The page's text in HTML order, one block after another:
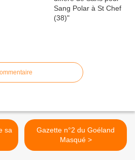
Gazette n°2 du Goéland
Masqué >